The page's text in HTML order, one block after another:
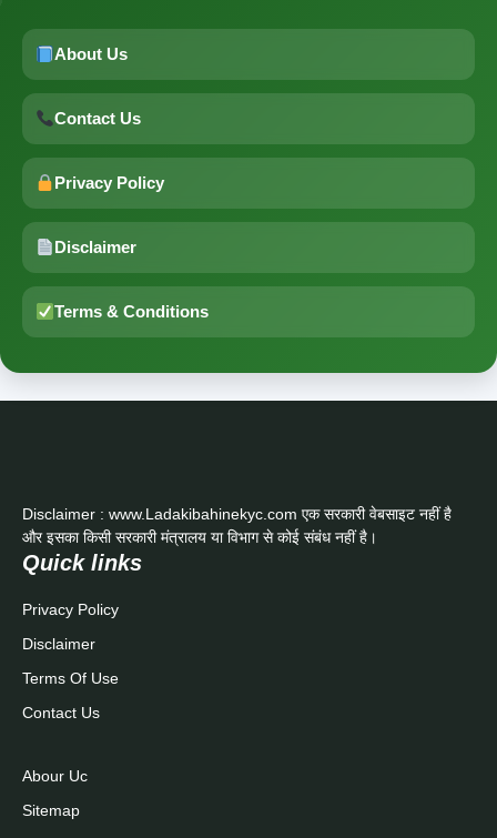
About Us
Contact Us
Privacy Policy
Disclaimer
Terms & Conditions
Disclaimer : www.Ladakibahinekyc.com एक सरकारी वेबसाइट नहीं है
और इसका किसी सरकारी मंत्रालय या विभाग से कोई संबंध नहीं है।
Quick links
Privacy Policy
Disclaimer
Terms Of Use
Contact Us
Abour Uc
Sitemap